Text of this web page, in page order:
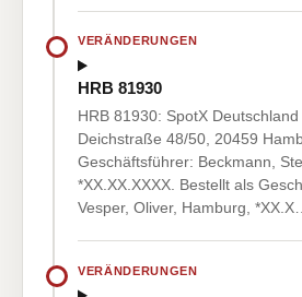
VERÄNDERUNGEN
HRB 81930
HRB 81930: SpotX
Deichstraße 48/50, 20459
Geschäftsführer: Beckmann,
*XX.XX.XXXX. Bestellt als
Vesper, Oliver, Hamburg,
VERÄNDERUNGEN